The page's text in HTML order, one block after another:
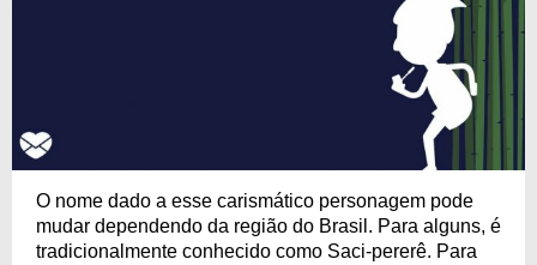
O nome dado a esse carismático personagem pode
mudar dependendo da região do Brasil. Para alguns, é
tradicionalmente conhecido como Saci-pererê. Para